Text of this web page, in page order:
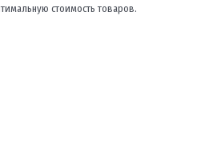
стоимость товаров.